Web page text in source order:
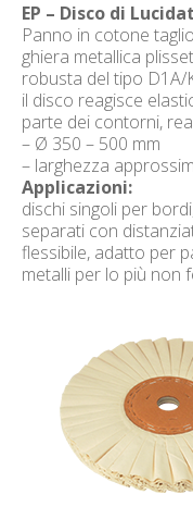
EP – Disco di
Panno in cotone
ghiera metallica
robusta del tipo
il disco reagisce
parte dei contorni,
– Ø 350 – 500 mm
– larghezza
Applicazioni:
dischi singoli per
separati con
flessibile, adatto per
metalli per lo più non